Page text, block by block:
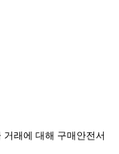
래에 대해 구매안전서